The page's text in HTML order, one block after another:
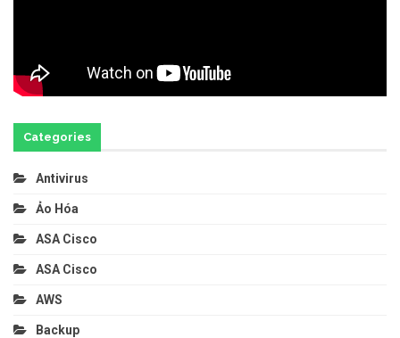
Categories
Antivirus
Ảo Hóa
ASA Cisco
ASA Cisco
AWS
Backup